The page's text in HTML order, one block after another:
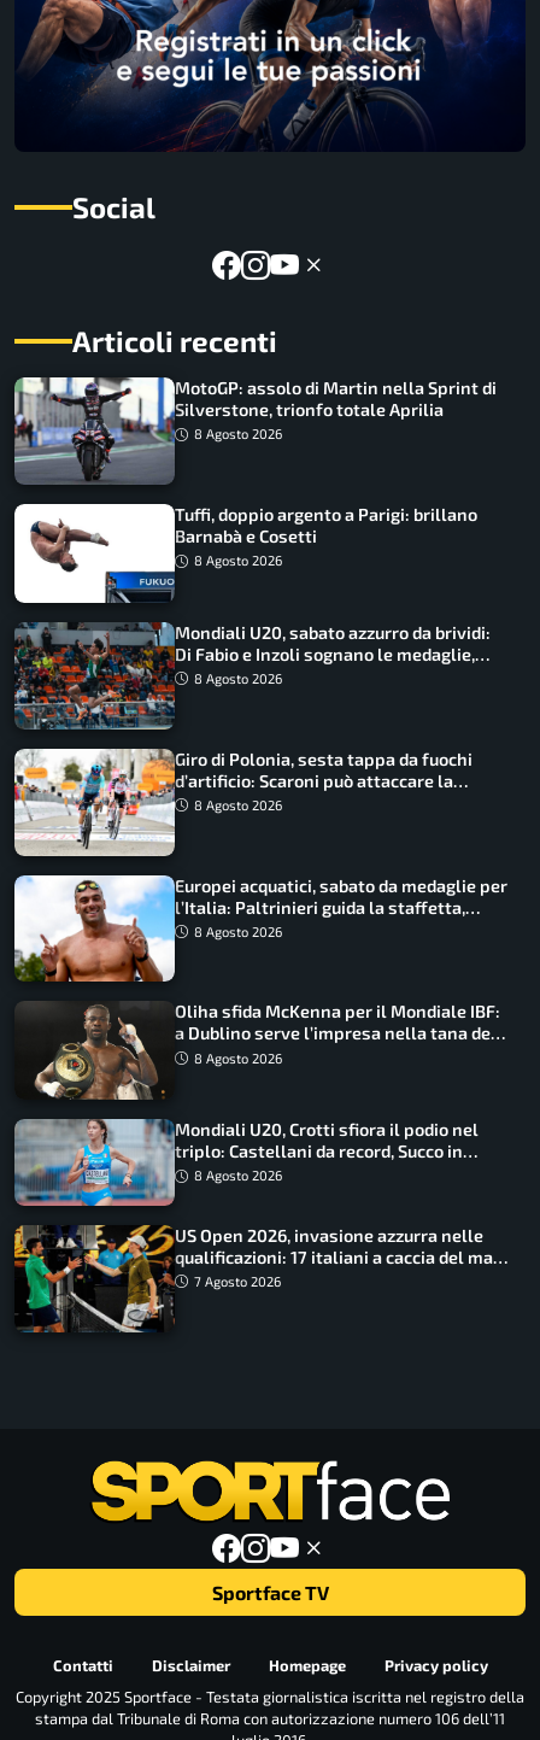
Social
Articoli recenti
MotoGP: assolo di Martin nella Sprint di
Silverstone, trionfo totale Aprilia
8 Agosto 2026
Tuffi, doppio argento a Parigi: brillano
Barnabà e Cosetti
8 Agosto 2026
Mondiali U20, sabato azzurro da brividi:
Di Fabio e Inzoli sognano le medaglie,
Castellani e Succo in finale
8 Agosto 2026
Giro di Polonia, sesta tappa da fuochi
d’artificio: Scaroni può attaccare la
maglia di Lemmen
8 Agosto 2026
Europei acquatici, sabato da medaglie per
l’Italia: Paltrinieri guida la staffetta,
Barnabà sogna l’oro dalle grandi altezze
8 Agosto 2026
Oliha sfida McKenna per il Mondiale IBF:
a Dublino serve l’impresa nella tana del
lupo8 Agosto 2026
Mondiali U20, Crotti sfiora il podio nel
triplo: Castellani da record, Succo in
finale
8 Agosto 2026
US Open 2026, invasione azzurra nelle
qualificazioni: 17 italiani a caccia del main
draw7 Agosto 2026
Sportface TV
Contatti Disclaimer Homepage
Privacy policy
Copyright 2025 Sportface - Testata giornalistica iscritta nel registro della
stampa dal Tribunale di Roma con autorizzazione numero 106 dell’11